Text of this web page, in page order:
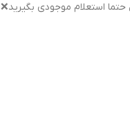
استعلام موجودی بگیرید❌